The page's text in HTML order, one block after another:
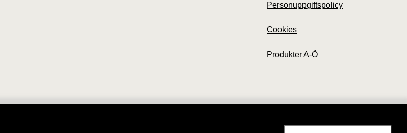
Personuppgiftspolicy
Cookies
Produkter A-Ö